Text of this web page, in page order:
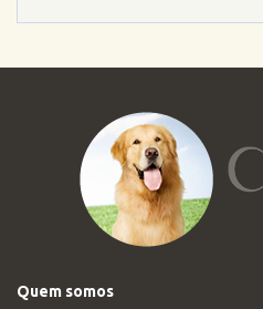
Quem somos